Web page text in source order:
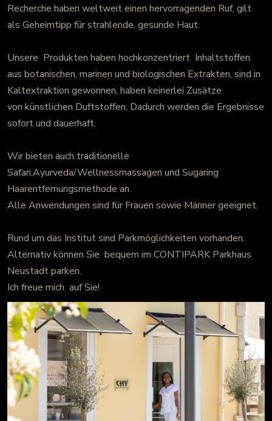
Recherche haben weltweit einen hervorragenden Ruf, gilt
als Geheimtipp für strahlende, gesunde Haut.
Unsere Produkten haben hochkonzentriert Inhaltstoffen
aus botanischen, marinen und biologischen Extrakten, sind in
Kaltextraktion gewonnen, haben keinerlei Zusätze
von künstlichen Duftstoffen, Dadurch werden die Ergebnisse
sofort und dauerhaft.
Wir bieten auch traditionelle
Safari,Ayurveda/Wellnessmassagen und Sugaring
Haarentfernungsmethode an.
Alle Anwendungen sind für Frauen sowie Männer geeignet.
Rund um das Institut sind Parkmöglichkeiten vorhanden.
Alternativ können Sie bequem im CONTIPARK Parkhaus
Neustadt parken.
Ich freue mich auf Sie!